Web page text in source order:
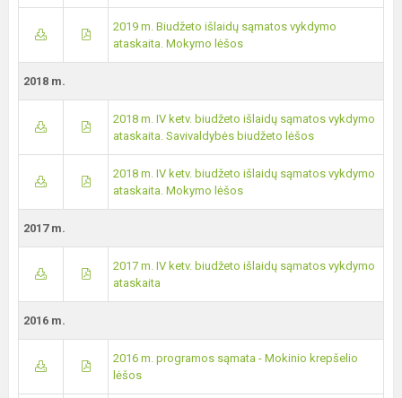
2019 m. Biudžeto išlaidų sąmatos vykdymo
ataskaita. Mokymo lėšos
2018 m.
2018 m. IV ketv. biudžeto išlaidų sąmatos vykdymo
ataskaita. Savivaldybės biudžeto lėšos
2018 m. IV ketv. biudžeto išlaidų sąmatos vykdymo
ataskaita. Mokymo lėšos
2017 m.
2017 m. IV ketv. biudžeto išlaidų sąmatos vykdymo
ataskaita
2016 m.
2016 m. programos sąmata - Mokinio krepšelio
lėšos